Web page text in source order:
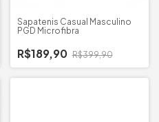
Sapatenis Casual Masculino
PGD Microfibra
R$189,90 R$399,90